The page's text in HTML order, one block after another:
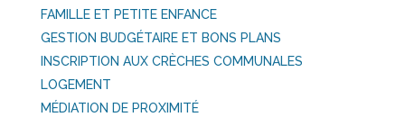
FAMILLE ET PETITE ENFANCE
GESTION BUDGÉTAIRE ET BONS PLANS
INSCRIPTION AUX CRÈCHES COMMUNALES
LOGEMENT
MÉDIATION DE PROXIMITÉ